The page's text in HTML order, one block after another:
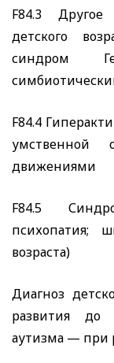
F84.3Другое
детского
синдром
F84.4
умственной
движениями
F84.5
психопатия;
возраста)
Диагноз
развития до
аутизма — при